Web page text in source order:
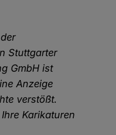
Stuttgarter
GmbH ist
Anzeige
verstößt.
Karikaturen